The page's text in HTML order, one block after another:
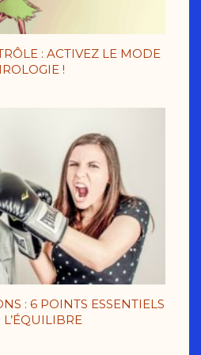
: ACTIVEZ LE MODE
!
: 6 POINTS ESSENTIELS